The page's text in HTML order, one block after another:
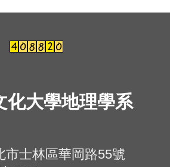
化大學地理學系
市士林區華岡路55號